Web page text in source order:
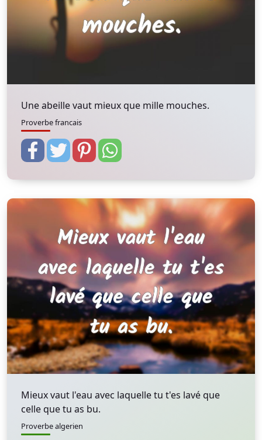
Une abeille vaut mieux que mille mouches.
Proverbe francais
Mieux vaut l'eau avec laquelle tu t'es lavé que
celle que tu as bu.
Proverbe algerien